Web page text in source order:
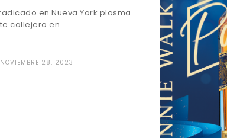
en Nueva York plasma
callejero en ...
NOVIEMBRE 28, 2023